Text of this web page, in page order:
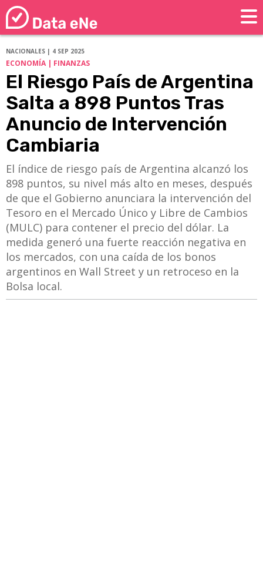
NACIONALES | 4 SEP 2025
ECONOMÍA | FINANZAS
El Riesgo País de Argentina
Salta a 898 Puntos Tras
Anuncio de Intervención
Cambiaria
El índice de riesgo país de Argentina alcanzó los
898 puntos, su nivel más alto en meses, después
de que el Gobierno anunciara la intervención del
Tesoro en el Mercado Único y Libre de Cambios
(MULC) para contener el precio del dólar. La
medida generó una fuerte reacción negativa en
los mercados, con una caída de los bonos
argentinos en Wall Street y un retroceso en la
Bolsa local.